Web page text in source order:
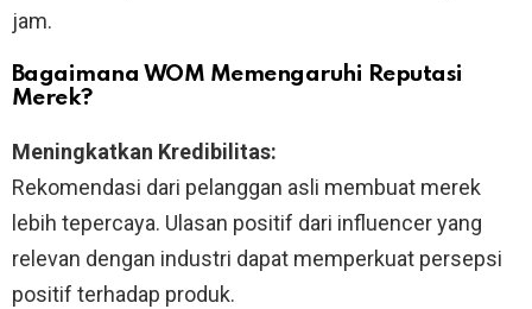
jam.
Bagaimana WOM Memengaruhi Reputasi
Merek?
Meningkatkan Kredibilitas:
Rekomendasi dari pelanggan asli membuat merek
lebih tepercaya. Ulasan positif dari influencer yang
relevan dengan industri dapat memperkuat persepsi
positif terhadap produk.